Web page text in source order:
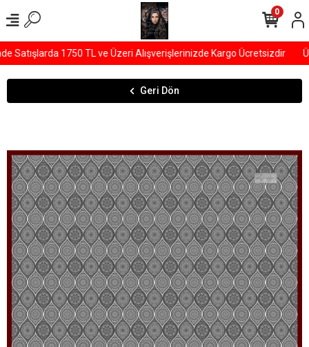
1750 TL ve Üzeri Alışverişlerinizde Kargo Ücretsizdir
0
Geri Dön